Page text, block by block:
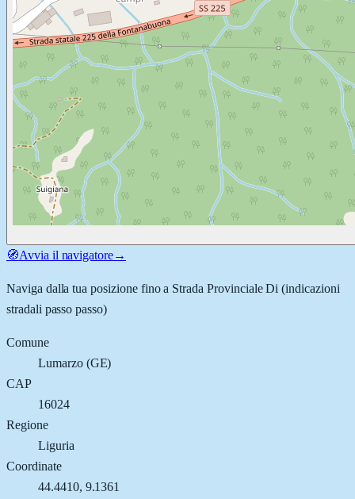
🧭Avvia il navigatore→
Naviga dalla tua posizione fino a Strada Provinciale Di (indicazioni
stradali passo passo)
Comune
Lumarzo(GE)
CAP
16024
Regione
Liguria
Coordinate
44.4410, 9.1361